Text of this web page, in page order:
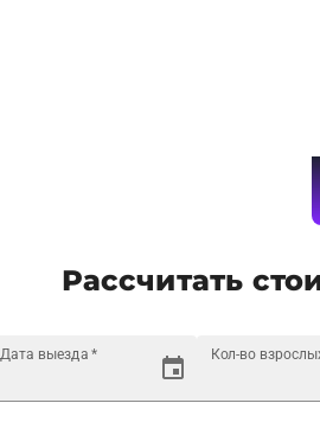
Рассчитать
Дата выезда * Кол-во